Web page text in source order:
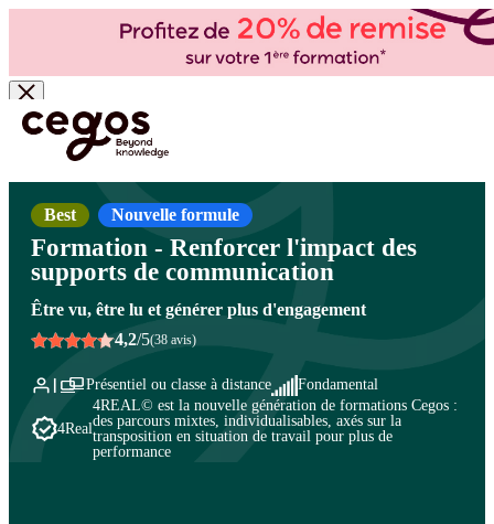
Skip to main content
Vous êtes ici : Accueil >Cegos, organisme de formation à Paris et en régions
Communication >Communication interne et externe
communication corporate
Best Nouvelle formule
Formation - Renforcer l'impact des
supports de communication
Être vu, être lu et générer plus d'engagement
4,2/5(38 avis)
Présentiel ou classe à distance Fondamental
4Real
4REAL© est la nouvelle génération de formations Cegos :
des parcours mixtes, individualisables, axés sur la
transposition en situation de travail pour plus de
performance